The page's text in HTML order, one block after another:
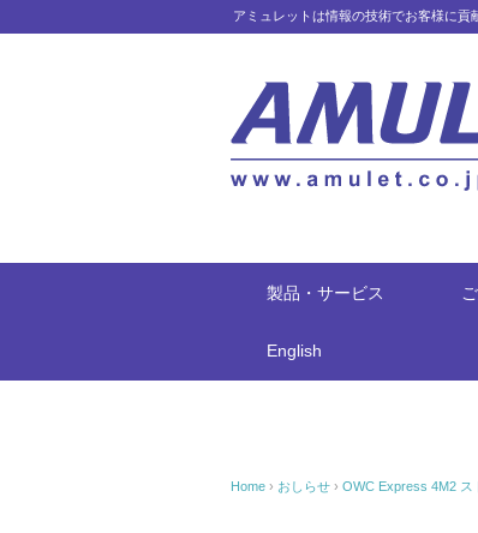
アミュレットは情報の技術でお客様に貢
製品・サービス
English
Home › おしらせ › OWC Express 4M2 ス